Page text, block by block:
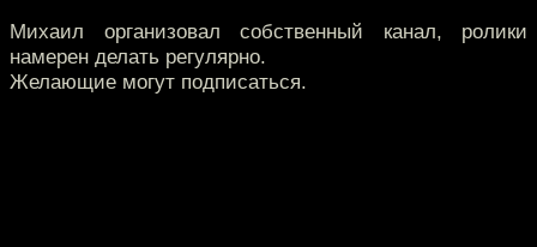
Михаил организовал собственный канал, ролики
намерен делать регулярно.
Желающие могут подписаться.